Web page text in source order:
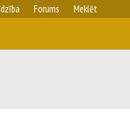
Forums Meklēt